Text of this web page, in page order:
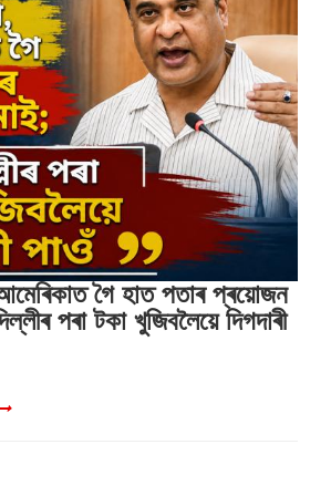
গৈ হাত পতাৰ প্ৰয়োজন
পৰা টকা খুজিবলৈয়ে দিগদাৰী